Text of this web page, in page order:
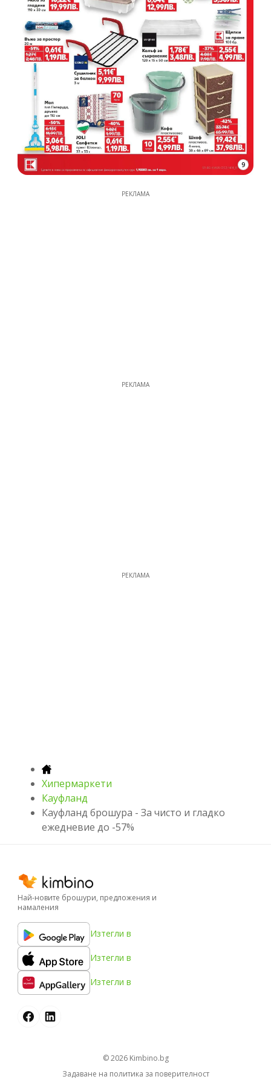
9
РЕКЛАМА
РЕКЛАМА
РЕКЛАМА
Хипермаркети
Кауфланд
Кауфланд брошура - За чисто и гладко
ежедневие до -57%
Най-новите брошури, предложения и
намаления
Изтегли в
Изтегли в
Изтегли в
© 2026 kimbino.bg
Задаване на политика за поверителност